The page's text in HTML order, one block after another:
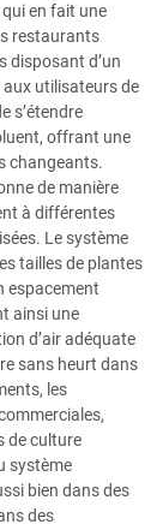
en fait une
restaurants
disposant d’un
utilisateurs de
s’étendre
offrant une
changeants.
de manière
à différentes
Le système
tailles de plantes
espacement
ainsi une
d’air adéquate
sans heurt dans
les
de culture
système
bien dans des
des